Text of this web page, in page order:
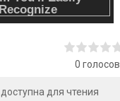
0 голосов
для чтения